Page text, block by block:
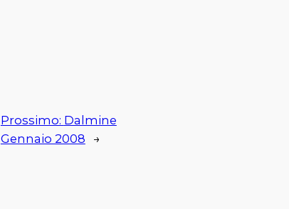
Prossimo: Dalmine
Gennaio 2008
→